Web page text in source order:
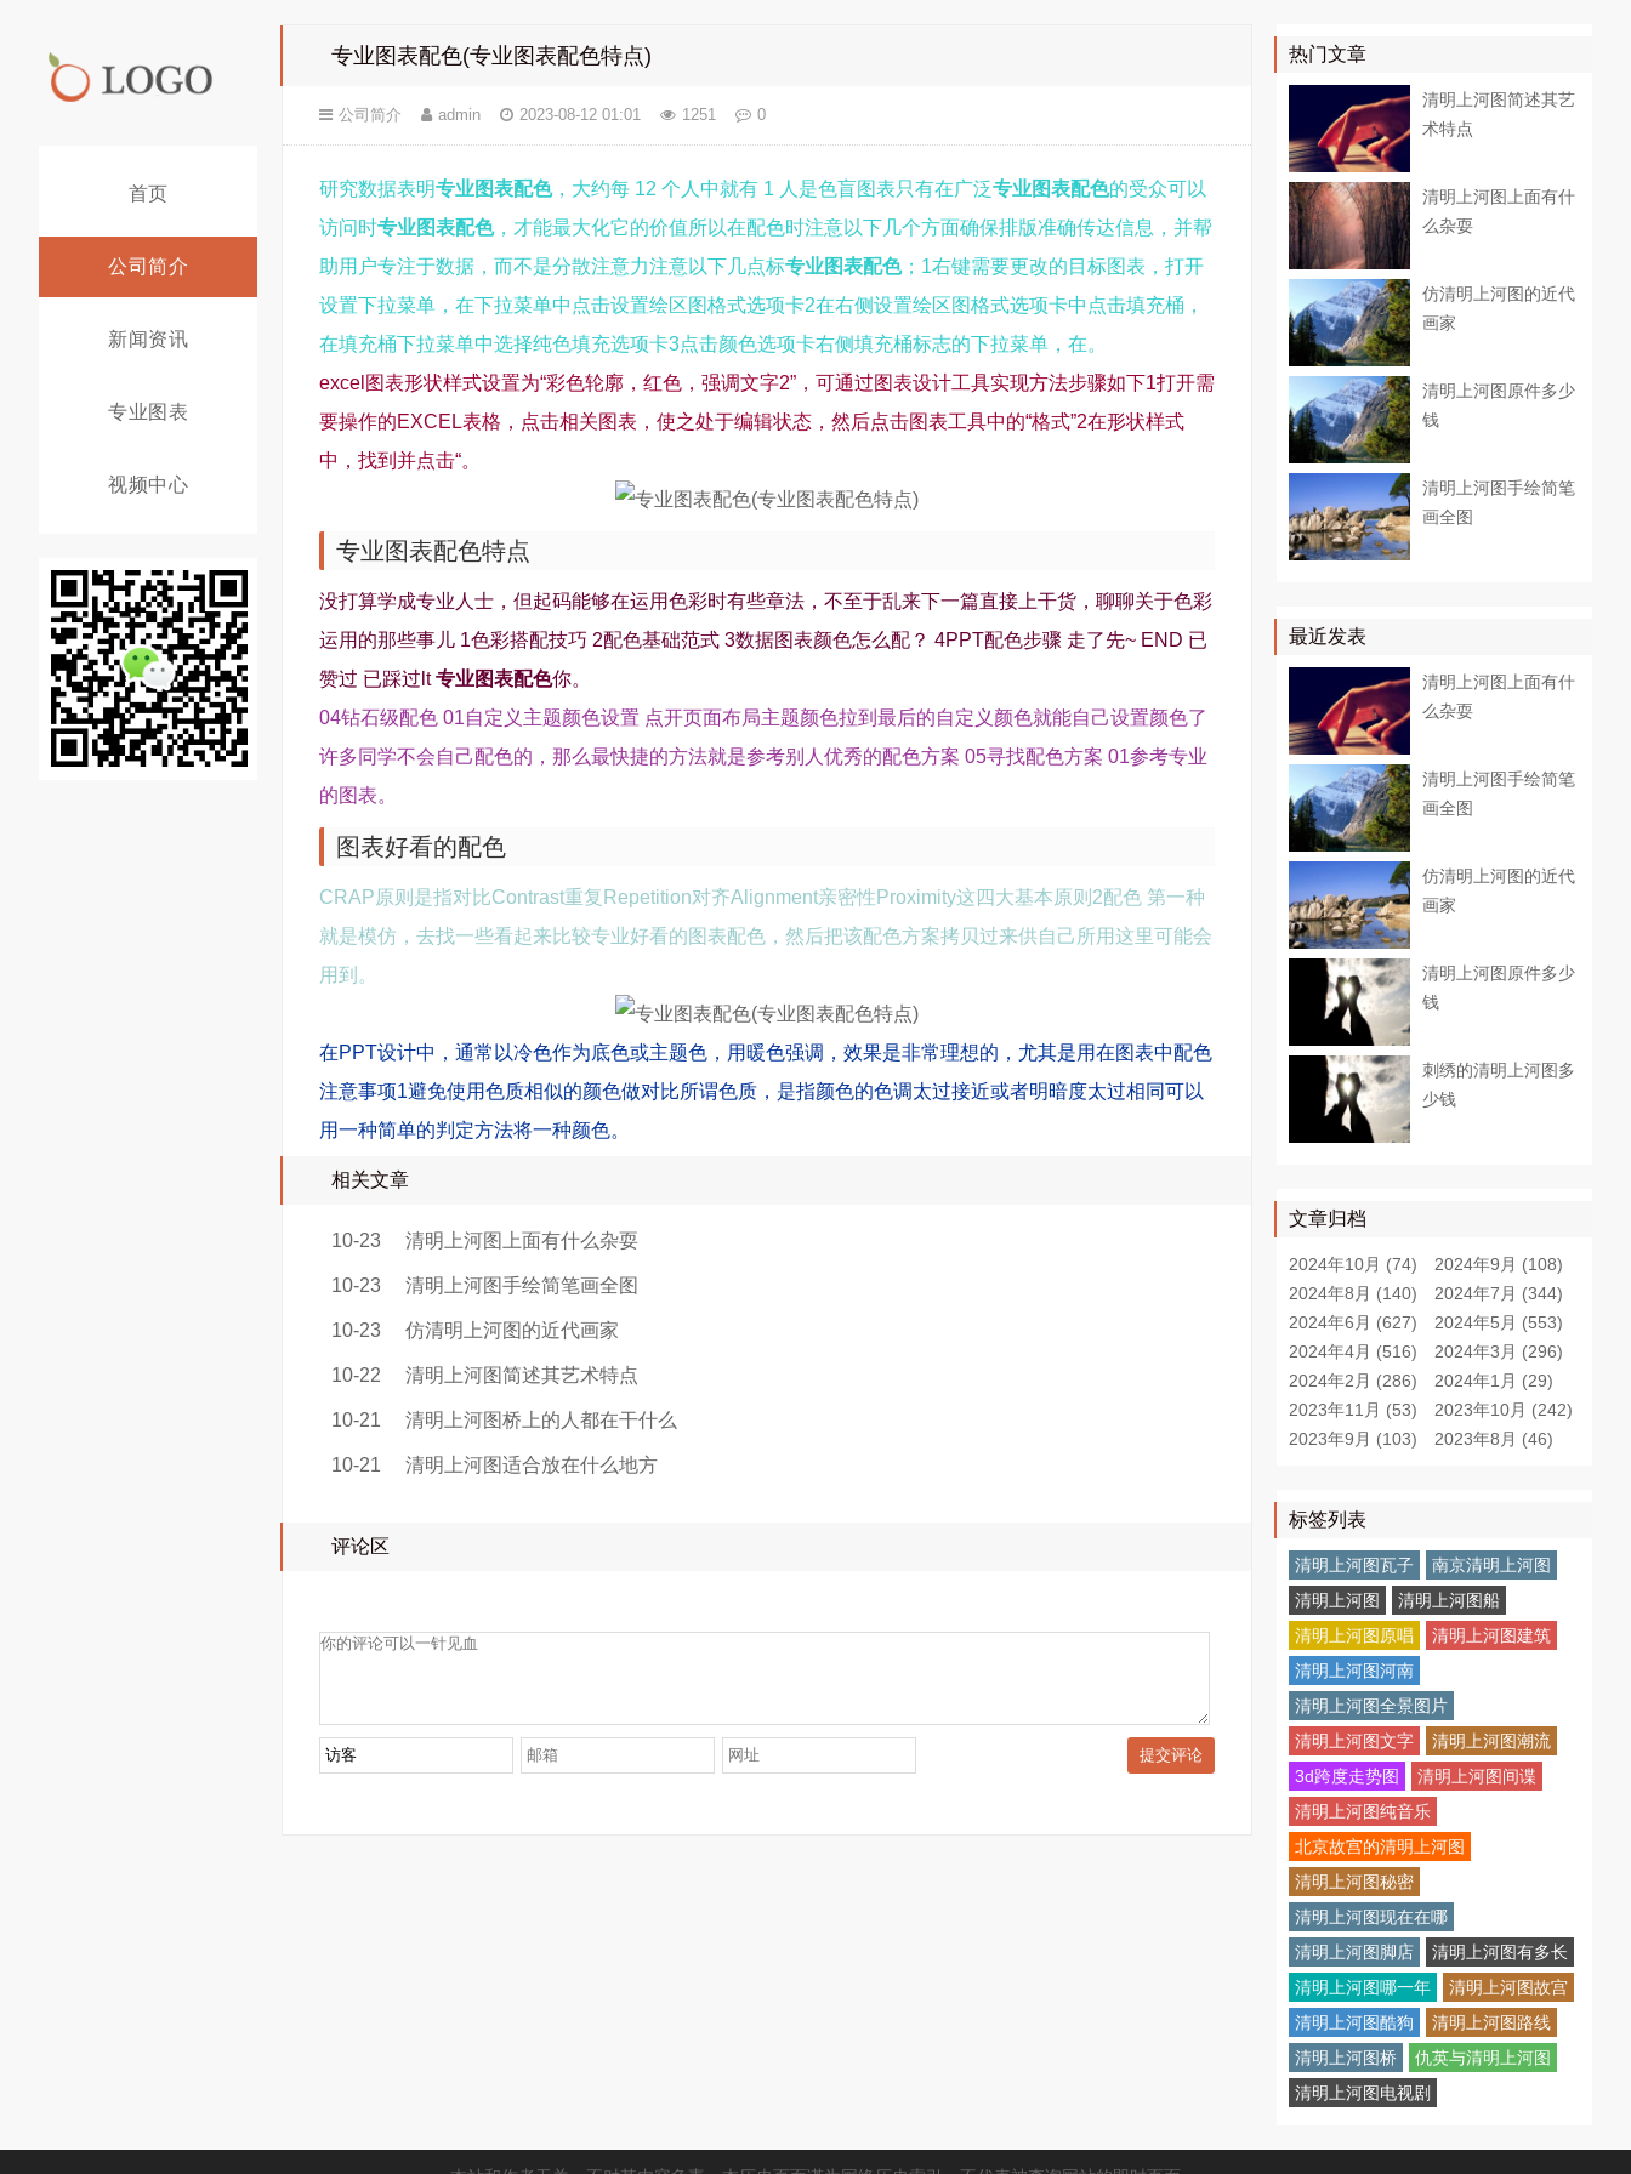
首页
公司简介
新闻资讯
专业图表
视频中心
专业图表配色(专业图表配色特点)
公司简介 admin 2023-08-12 01:01 1251 0
研究数据表明专业图表配色，大约每 12 个人中就有 1 人是色盲图表只有在广泛专业图表配色的受众可以
访问时专业图表配色，才能最大化它的价值所以在配色时注意以下几个方面确保排版准确传达信息，并帮
助用户专注于数据，而不是分散注意力注意以下几点标专业图表配色；1右键需要更改的目标图表，打开
设置下拉菜单，在下拉菜单中点击设置绘区图格式选项卡2在右侧设置绘区图格式选项卡中点击填充桶，
在填充桶下拉菜单中选择纯色填充选项卡3点击颜色选项卡右侧填充桶标志的下拉菜单，在。
excel图表形状样式设置为“彩色轮廓，红色，强调文字2”，可通过图表设计工具实现方法步骤如下1打开需
要操作的EXCEL表格，点击相关图表，使之处于编辑状态，然后点击图表工具中的“格式”2在形状样式
中，找到并点击“。
专业图表配色特点
没打算学成专业人士，但起码能够在运用色彩时有些章法，不至于乱来下一篇直接上干货，聊聊关于色彩
运用的那些事儿 1色彩搭配技巧 2配色基础范式 3数据图表颜色怎么配？ 4PPT配色步骤 走了先~ END 已
赞过 已踩过lt专业图表配色你。
04钻石级配色 01自定义主题颜色设置 点开页面布局主题颜色拉到最后的自定义颜色就能自己设置颜色了
许多同学不会自己配色的，那么最快捷的方法就是参考别人优秀的配色方案 05寻找配色方案 01参考专业
的图表。
图表好看的配色
CRAP原则是指对比Contrast重复Repetition对齐Alignment亲密性Proximity这四大基本原则2配色 第一种
就是模仿，去找一些看起来比较专业好看的图表配色，然后把该配色方案拷贝过来供自己所用这里可能会
用到。
在PPT设计中，通常以冷色作为底色或主题色，用暖色强调，效果是非常理想的，尤其是用在图表中配色
注意事项1避免使用色质相似的颜色做对比所谓色质，是指颜色的色调太过接近或者明暗度太过相同可以
用一种简单的判定方法将一种颜色。
相关文章
10-23 清明上河图上面有什么杂耍
10-23 清明上河图手绘简笔画全图
10-23 仿清明上河图的近代画家
10-22 清明上河图简述其艺术特点
10-21 清明上河图桥上的人都在干什么
10-21 清明上河图适合放在什么地方
评论区
提交评论
热门文章
清明上河图简述其艺
术特点
清明上河图上面有什
么杂耍
仿清明上河图的近代
画家
清明上河图原件多少
钱
清明上河图手绘简笔
画全图
最近发表
清明上河图上面有什
么杂耍
清明上河图手绘简笔
画全图
仿清明上河图的近代
画家
清明上河图原件多少
钱
刺绣的清明上河图多
少钱
文章归档
2024年10月 (74)
2024年9月 (108)
2024年8月 (140)
2024年7月 (344)
2024年6月 (627)
2024年5月 (553)
2024年4月 (516)
2024年3月 (296)
2024年2月 (286)
2024年1月 (29)
2023年11月 (53)
2023年10月 (242)
2023年9月 (103)
2023年8月 (46)
标签列表
清明上河图瓦子
南京清明上河图
清明上河图
清明上河图船
清明上河图原唱
清明上河图建筑
清明上河图河南
清明上河图全景图片
清明上河图文字
清明上河图潮流
3d跨度走势图
清明上河图间谍
清明上河图纯音乐
北京故宫的清明上河图
清明上河图秘密
清明上河图现在在哪
清明上河图脚店
清明上河图有多长
清明上河图哪一年
清明上河图故宫
清明上河图酷狗
清明上河图路线
清明上河图桥
仇英与清明上河图
清明上河图电视剧